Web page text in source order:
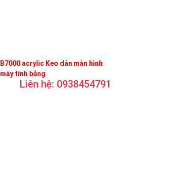
B7000 acrylic Keo dán màn hình
máy tính bảng
Liên hệ: 0938454791